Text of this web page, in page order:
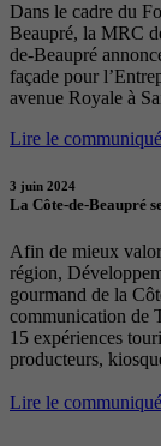
Dans le cadre du
Beaupré, la MRC
de-Beaupré
façade pour
avenue Royale à
Lire le communiqué
3 juin 2024
La Côte-de-Beaupré
Afin de mieux
région,
gourmand de la
communication de
15 expériences
producteurs,
Lire le communiqué